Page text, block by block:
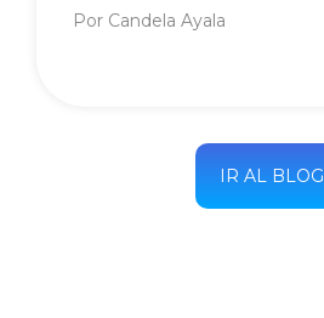
Por Candela Ayala
IR AL BLOG